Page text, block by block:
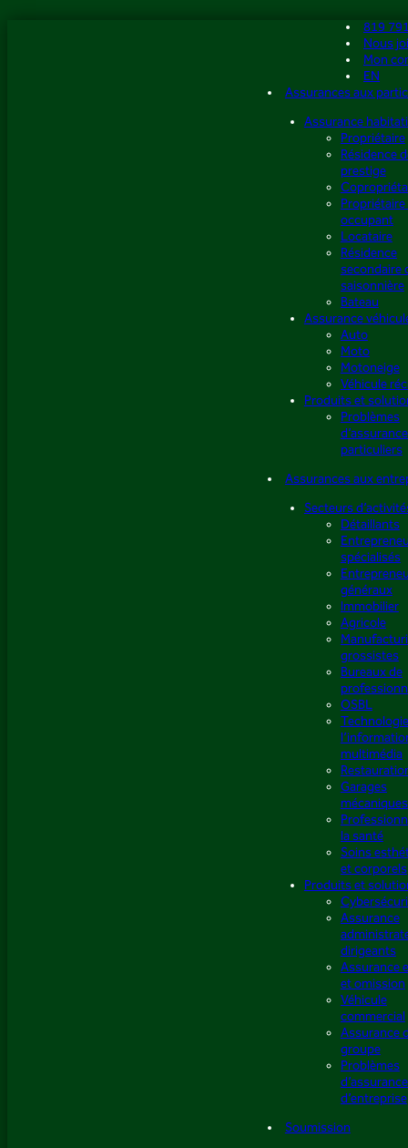
819
Nous
Mon
EN
Assurances aux
Assurance
Propriétaire
Résidence
prestige
occupant
Locataire
Résidence
secondaire
saisonnière
Bateau
Assurance
Auto
Moto
Motoneige
Véhicule
Produits et
Problèmes
particuliers
Assurances aux
Secteurs
Détaillants
spécialisés
généraux
Immobilier
Agricole
grossistes
Bureaux de
OSBL
multimédia
Garages
mécaniques
la santé
Soins
et corporels
Produits et
Assurance
dirigeants
Assurance
et omission
Véhicule
commercial
Assurance
groupe
Problèmes
d’entreprise
Soumission